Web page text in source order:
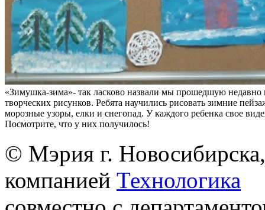
«Зимушка-зима»- так ласково назвали мы прошедшую недавно
творческих рисунков. Ребята научились рисовать зимние
морозные узоры, елки и снегопад. У каждого ребенка свое
Посмотрите, что у них получилось!
© Мэрия г.
компанией Технологика